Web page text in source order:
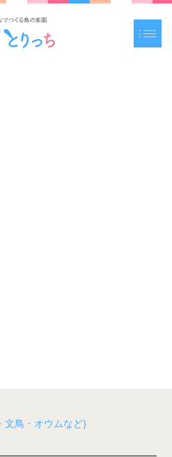
文鳥・オウムなど)